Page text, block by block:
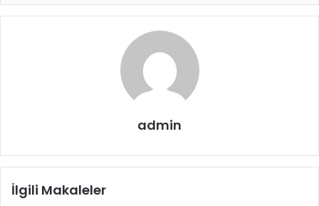
admin
İlgili Makaleler